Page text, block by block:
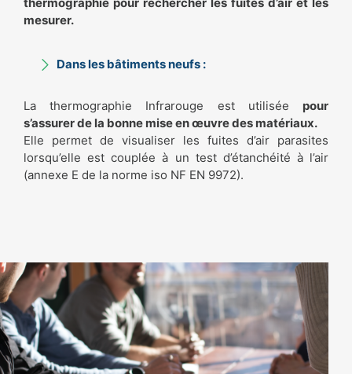
mesurer.
Dans les bâtiments neufs :
La thermographie Infrarouge est utilisée pour
s’assurer de la bonne mise en œuvre des matériaux.
Elle permet de visualiser les fuites d’air parasites
lorsqu’elle est couplée à un test d’étanchéité à l’air
(annexe E de la norme iso NF EN 9972).